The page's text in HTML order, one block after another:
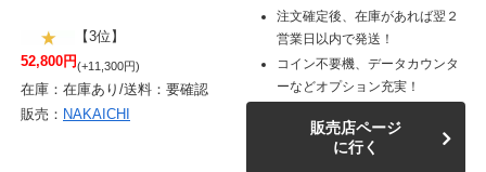
【3位】
52,800円(+11,300円)
在庫：在庫あり/送料：要確認
販売： NAKAICHI
注文確定後、在庫があれば翌２
営業日以内で発送！
コイン不要機、データカウンタ
ーなどオプション充実！
販売店ページ
に行く